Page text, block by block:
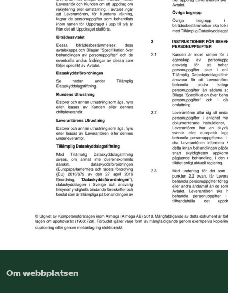
Webbutik
Mina sidor
Bli medlem
Logga in på Arbetsgivarguiden
Sök på kompetensforetagen.se
In english
Om webbplatsen